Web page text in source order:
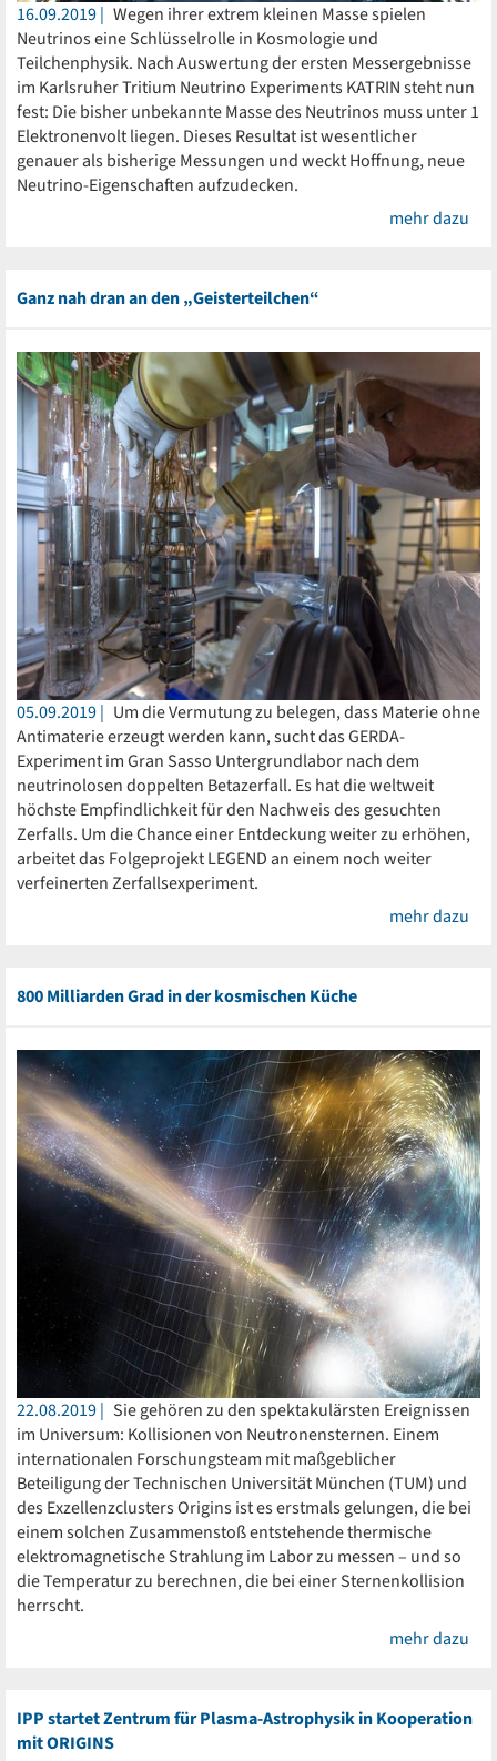
16.09.2019
Wegen ihrer extrem kleinen Masse spielen
Neutrinos eine Schlüsselrolle in Kosmologie und
Teilchenphysik. Nach Auswertung der ersten Messergebnisse
im Karlsruher Tritium Neutrino Experiments KATRIN steht nun
fest: Die bisher unbekannte Masse des Neutrinos muss unter 1
Elektronenvolt liegen. Dieses Resultat ist wesentlicher
genauer als bisherige Messungen und weckt Hoffnung, neue
Neutrino-Eigenschaften aufzudecken.
mehr dazu
Ganz nah dran an den „Geisterteilchen“
05.09.2019
Um die Vermutung zu belegen, dass Materie ohne
Antimaterie erzeugt werden kann, sucht das GERDA-
Experiment im Gran Sasso Untergrundlabor nach dem
neutrinolosen doppelten Betazerfall. Es hat die weltweit
höchste Empfindlichkeit für den Nachweis des gesuchten
Zerfalls. Um die Chance einer Entdeckung weiter zu erhöhen,
arbeitet das Folgeprojekt LEGEND an einem noch weiter
verfeinerten Zerfallsexperiment.
mehr dazu
800 Milliarden Grad in der kosmischen Küche
22.08.2019
Sie gehören zu den spektakulärsten Ereignissen
im Universum: Kollisionen von Neutronensternen. Einem
internationalen Forschungsteam mit maßgeblicher
Beteiligung der Technischen Universität München (TUM) und
des Exzellenzclusters Origins ist es erstmals gelungen, die bei
einem solchen Zusammenstoß entstehende thermische
elektromagnetische Strahlung im Labor zu messen – und so
die Temperatur zu berechnen, die bei einer Sternenkollision
herrscht.
mehr dazu
IPP startet Zentrum für Plasma-Astrophysik in Kooperation
mit ORIGINS